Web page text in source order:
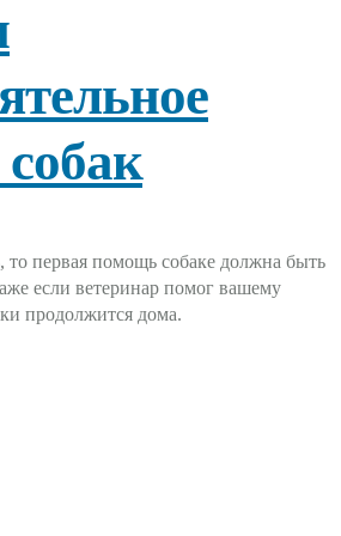
то первая помощь собаке должна быть
если ветеринар помог вашему
продолжится дома.